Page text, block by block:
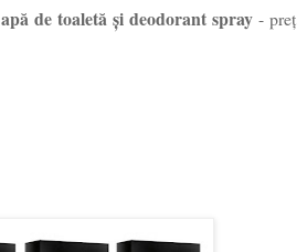
apă de toaletă și deodorant spray - preț